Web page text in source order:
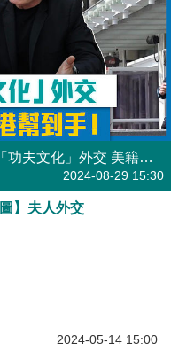
【短片】【說好中國故事】提倡搞「功夫文化」外交 美籍學者龍安志：香港幫到手！
2024-08-29 15:30
】夫人外交
2024-05-14 15:00